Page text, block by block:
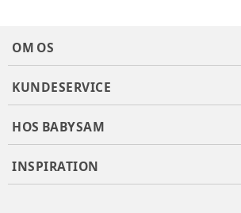
OM OS
KUNDESERVICE
HOS BABYSAM
INSPIRATION